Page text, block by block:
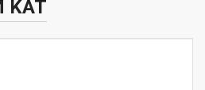
KAT